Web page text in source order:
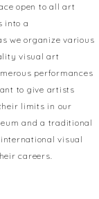
open to all art
into a
we organize various
visual art
performances
to give artists
limits in our
and a traditional
visual
careers.